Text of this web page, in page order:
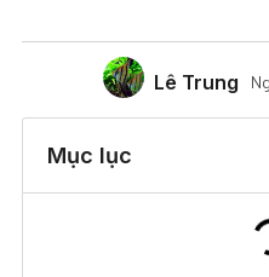
Lê Trung
Mục lục